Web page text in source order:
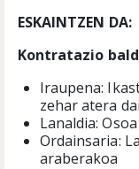
ESKAINTZEN DA:
Kontratazio
Iraupena:
zehar atera
Lanaldia:
Ordainsaria:
araberakoa